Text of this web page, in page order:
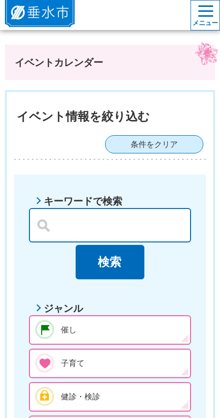
垂水市
メニュー
イベントカレンダー
イベント情報を絞り込む
条件をクリア
キーワードで検索
ジャンル
催し
子育て
健診・検診